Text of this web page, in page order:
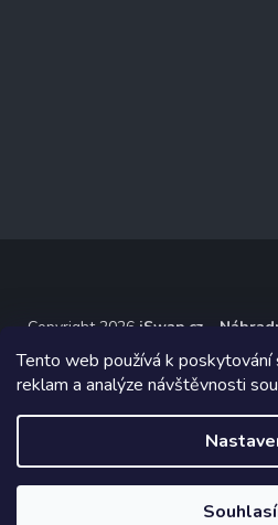
Tento web používá k poskytování
reklam a analýze návštěvnosti
Copyright 2026 iSwap.cz -
Všechna práva
Grafický návrh vytvořil a na Shoptet
Vytvořil